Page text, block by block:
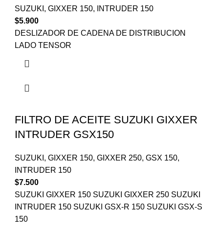
SUZUKI , GIXXER 150,
INTRUDER 150
$5.900
DESLIZADOR DE CADENA DE DISTRIBUCION
LADO TENSOR
FILTRO DE ACEITE SUZUKI GIXXER
INTRUDER GSX150
SUZUKI , GIXXER 150, GIXXER 250, GSX 150,
INTRUDER 150
$7.500
SUZUKI GIXXER 150 SUZUKI GIXXER 250 SUZUKI
INTRUDER 150 SUZUKI GSX-R 150 SUZUKI GSX-S
150